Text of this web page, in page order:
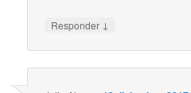
Responder ↓